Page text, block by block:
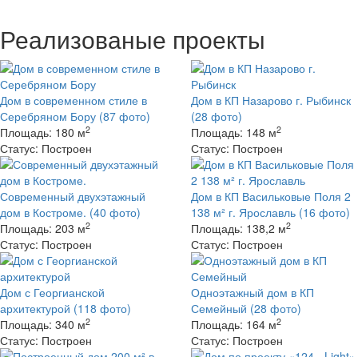
Реализованые проекты
Дом в современном стиле в
Серебряном Бору (87 фото)
Площадь: 180 м2
Статус: Построен
Дом в КП Назарово г. Рыбинск
(28 фото)
Площадь: 148 м2
Статус: Построен
Современный двухэтажный
дом в Костроме. (40 фото)
Площадь: 203 м2
Статус: Построен
Дом в КП Васильковые Поля 2
138 м² г. Ярославль (16 фото)
Площадь: 138,2 м2
Статус: Построен
Дом с Георгианской
архитектурой (118 фото)
Площадь: 340 м2
Статус: Построен
Одноэтажный дом в КП
Семейный (28 фото)
Площадь: 164 м2
Статус: Построен